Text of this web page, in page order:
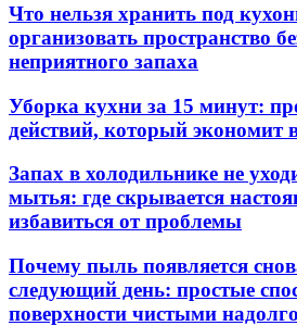
Что нельзя хранить под
организовать пространство
неприятного запаха
Уборка кухни за 15 минут:
действий, который экономит
Запах в холодильнике не
мытья: где скрывается
избавиться от проблемы
Почему пыль появляется
следующий день: простые
поверхности чистыми надолго